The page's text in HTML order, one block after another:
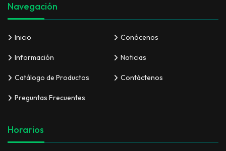
Navegación
Inicio Conócenos
Información Noticias
Catálogo de Productos Contáctenos
Preguntas Frecuentes
Horarios